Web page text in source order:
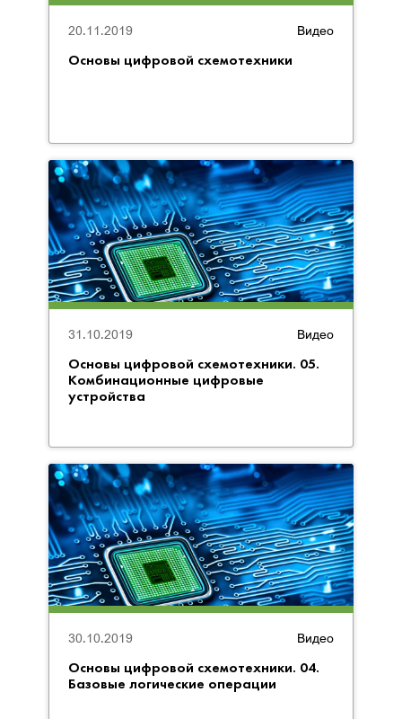
Видео
Основы цифровой схемотехники
20.11.2019
Видео
Основы цифровой схемотехники. 05.
Комбинационные цифровые
устройства
31.10.2019
Видео
Основы цифровой схемотехники. 04.
Базовые логические операции
30.10.2019